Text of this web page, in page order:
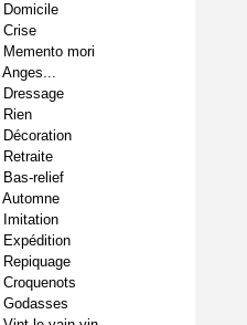
Domicile
Crise
Memento mori
Anges...
Dressage
Rien
Décoration
Retraite
Bas-relief
Automne
Imitation
Expédition
Repiquage
Croquenots
Godasses